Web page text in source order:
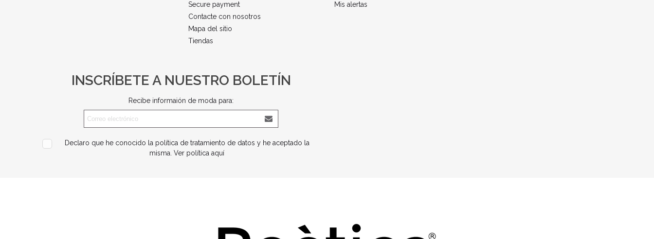
Secure payment
Contacte con nosotros
Mapa del sitio
Tiendas
Mis alertas
INSCRÍBETE A NUESTRO BOLETÍN
Recibe informaión de moda para:
Declaro que he conocido la política de tratamiento de datos y he aceptado la
misma. Ver política aquí